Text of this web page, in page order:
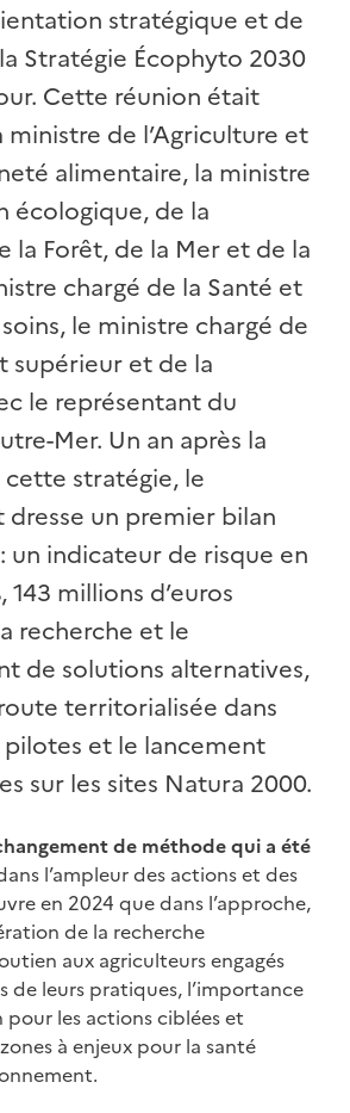
stratégique et de
Stratégie Écophyto 2030
Cette réunion était
ministre de l’Agriculture et
alimentaire, la ministre
écologique, de la
la Forêt, de la Mer et de la
chargé de la Santé et
le ministre chargé de
supérieur et de la
le représentant du
Mer. Un an après la
stratégie, le
un premier bilan
un indicateur de risque en
143 millions d’euros
recherche et le
de solutions alternatives,
territorialisée dans
et le lancement
sur les sites Natura 2000.
de méthode qui a été
l’ampleur des actions et des
en 2024 que dans l’approche,
de la recherche
aux agriculteurs engagés
de leurs pratiques, l’importance
les actions ciblées et
à enjeux pour la santé